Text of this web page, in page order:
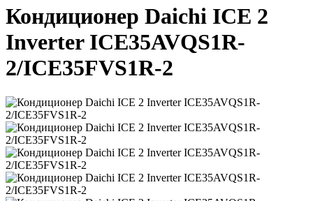
Кондиционер Daichi ICE 2
Inverter ICE35AVQS1R-
2/ICE35FVS1R-2